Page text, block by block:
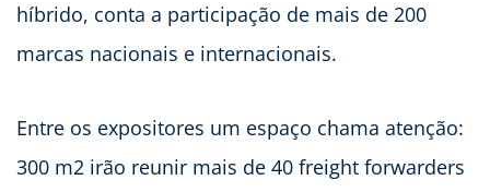
híbrido, conta a participação de mais de 200
marcas nacionais e internacionais.
Entre os expositores um espaço chama atenção:
300 m2 irão reunir mais de 40 freight forwarders